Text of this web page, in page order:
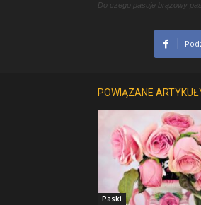
Do czego pasuje brązowy
POWIĄZANE
Paski